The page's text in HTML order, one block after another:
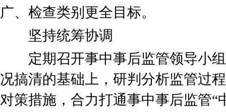
广、检查类别更全目标。
坚持统筹协调
定期召开事中事后监管领导小组
况搞清的基础上，研判分析监管过
对策措施，合力打通事中事后监管“